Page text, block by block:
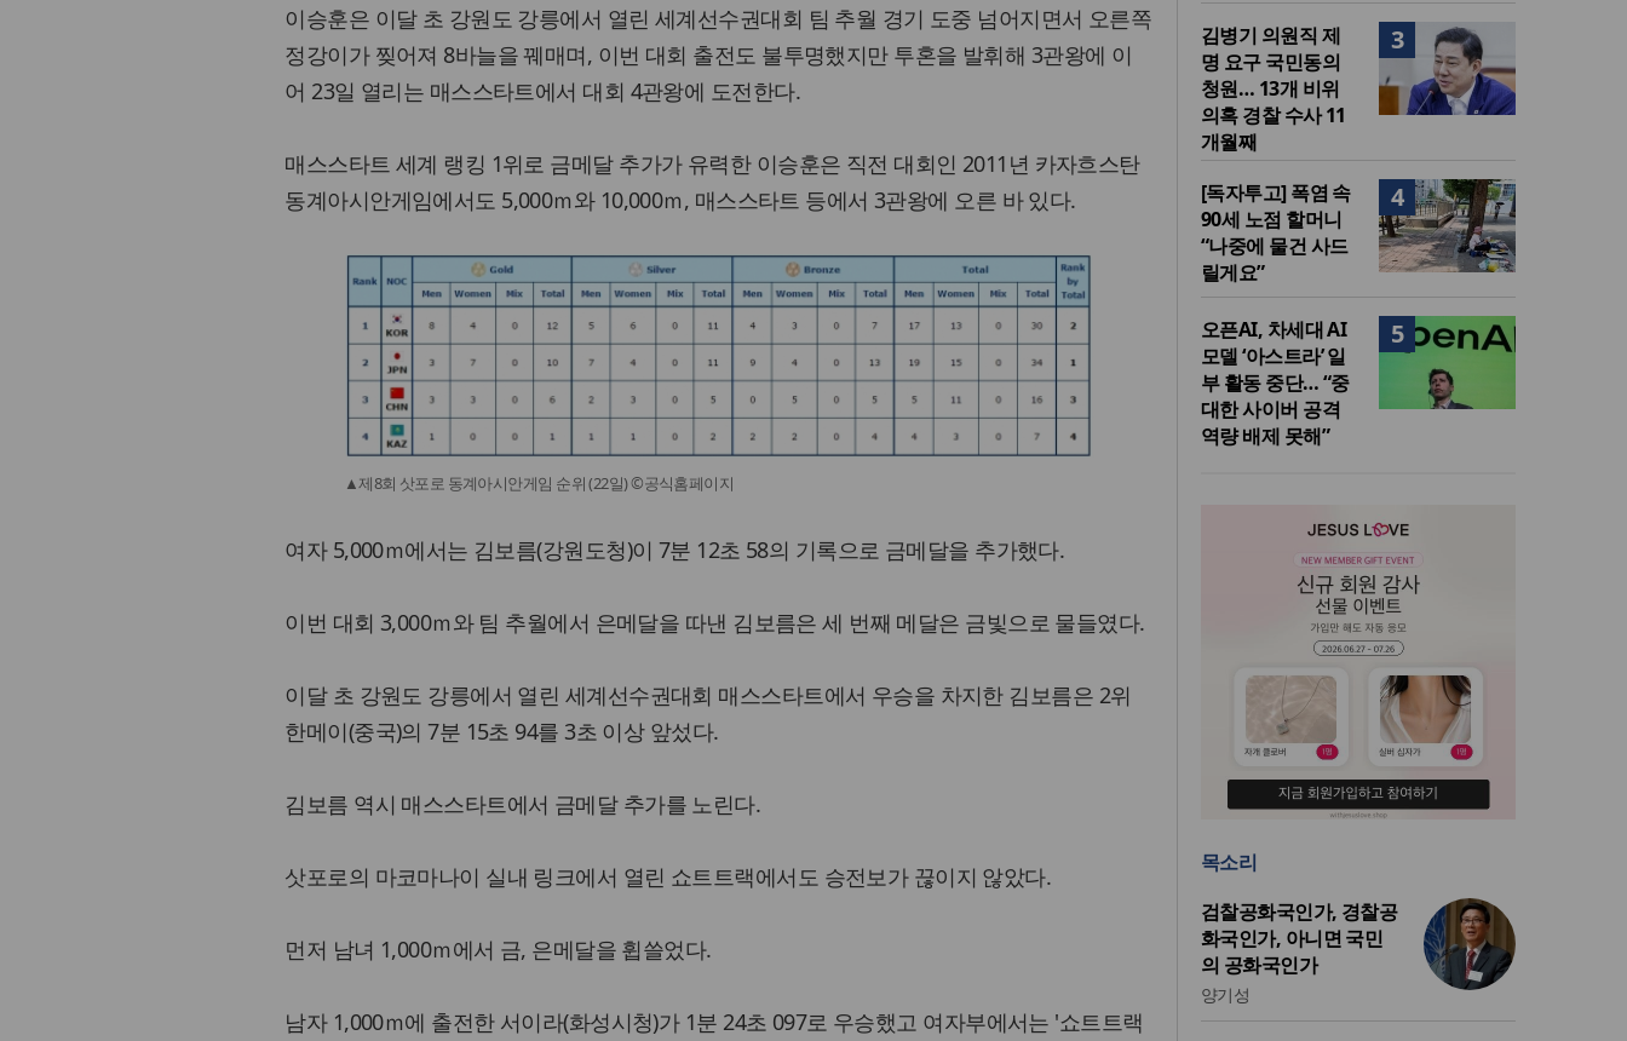
이승훈은 이달 초 강원도 강릉에서 열린 세계선수권대회 팀 추월 경기 도중 넘어지면서 오른쪽
정강이가 찢어져 8바늘을 꿰매며, 이번 대회 출전도 불투명했지만 투혼을 발휘해 3관왕에 이
어 23일 열리는 매스스타트에서 대회 4관왕에 도전한다.
매스스타트 세계 랭킹 1위로 금메달 추가가 유력한 이승훈은 직전 대회인 2011년 카자흐스탄
동계아시안게임에서도 5,000ｍ와 10,000ｍ, 매스스타트 등에서 3관왕에 오른 바 있다.
▲제8회 삿포로 동계아시안게임 순위 (22일) ©공식홈페이지
여자 5,000ｍ에서는 김보름(강원도청)이 7분 12초 58의 기록으로 금메달을 추가했다.
이번 대회 3,000ｍ와 팀 추월에서 은메달을 따낸 김보름은 세 번째 메달은 금빛으로 물들였다.
이달 초 강원도 강릉에서 열린 세계선수권대회 매스스타트에서 우승을 차지한 김보름은 2위
한메이(중국)의 7분 15초 94를 3초 이상 앞섰다.
김보름 역시 매스스타트에서 금메달 추가를 노린다.
삿포로의 마코마나이 실내 링크에서 열린 쇼트트랙에서도 승전보가 끊이지 않았다.
먼저 남녀 1,000ｍ에서 금, 은메달을 휩쓸었다.
남자 1,000ｍ에 출전한 서이라(화성시청)가 1분 24초 097로 우승했고 여자부에서는 '쇼트트랙
3
김병기 의원직 제
명 요구 국민동의
청원… 13개 비위
의혹 경찰 수사 11
개월째
4
[독자투고] 폭염 속
90세 노점 할머니
“나중에 물건 사드
릴게요”
5
오픈AI, 차세대 AI
모델 ‘아스트라’ 일
부 활동 중단… “중
대한 사이버 공격
역량 배제 못해”
목소리
검찰공화국인가, 경찰공
화국인가, 아니면 국민
의 공화국인가
양기성